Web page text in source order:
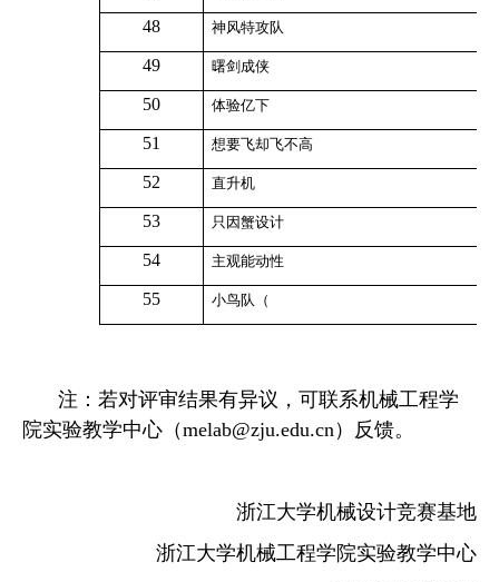
48 神风特攻队
49 曙剑成侠
50 体验亿下
51 想要飞却飞不高
52 直升机
53 只因蟹设计
54 主观能动性
55 小鸟队（
注：若对评审结果有异议，可联系机械工程学
院实验教学中心（melab@zju.edu.cn）反馈。
浙江大学机械设计竞赛基地
浙江大学机械工程学院实验教学中心